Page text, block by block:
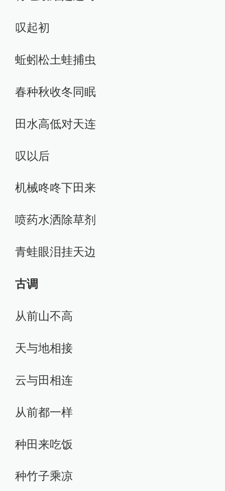
叹起初
蚯蚓松土蛙捕虫
春种秋收冬同眠
田水高低对天连
叹以后
机械咚咚下田来
喷药水洒除草剂
青蛙眼泪挂天边
古调
从前山不高
天与地相接
云与田相连
从前都一样
种田来吃饭
种竹子乘凉